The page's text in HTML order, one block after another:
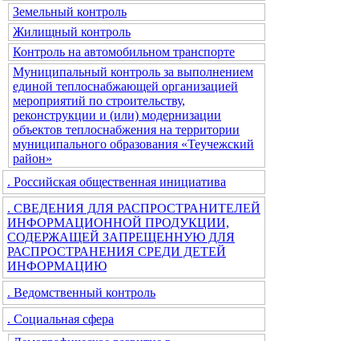
Земельный контроль
Жилищный контроль
Контроль на автомобильном транспорте
Муниципальный контроль за выполнением
единой теплоснабжающей организацией
мероприятий по строительству,
реконструкции и (или) модернизации
объектов теплоснабжения на территории
муниципального образования «Теучежский
район»
. Российская общественная инициатива
. СВЕДЕНИЯ ДЛЯ РАСПРОСТРАНИТЕЛЕЙ
ИНФОРМАЦИОННОЙ ПРОДУКЦИИ,
СОДЕРЖАЩЕЙ ЗАПРЕЩЕННУЮ ДЛЯ
РАСПРОСТРАНЕНИЯ СРЕДИ ДЕТЕЙ
ИНФОРМАЦИЮ
. Ведомственный контроль
. Социальная сфера